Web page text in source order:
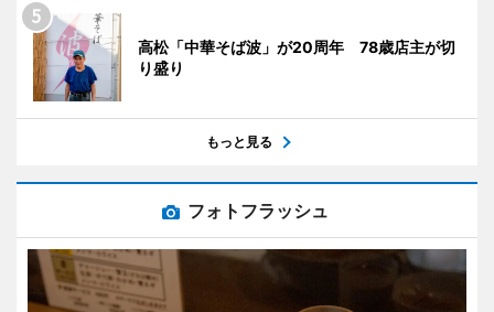
高松「中華そば波」が20周年 78歳店主が切
り盛り
もっと見る
フォトフラッシュ